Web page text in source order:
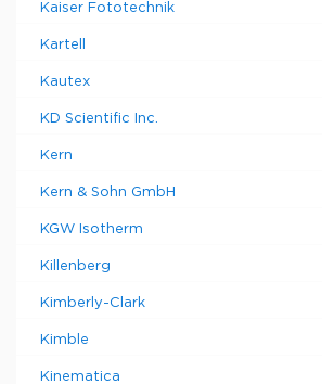
Kaiser Fototechnik
Kartell
Kautex
KD Scientific Inc.
Kern
Kern & Sohn GmbH
KGW Isotherm
Killenberg
Kimberly-Clark
Kimble
Kinematica